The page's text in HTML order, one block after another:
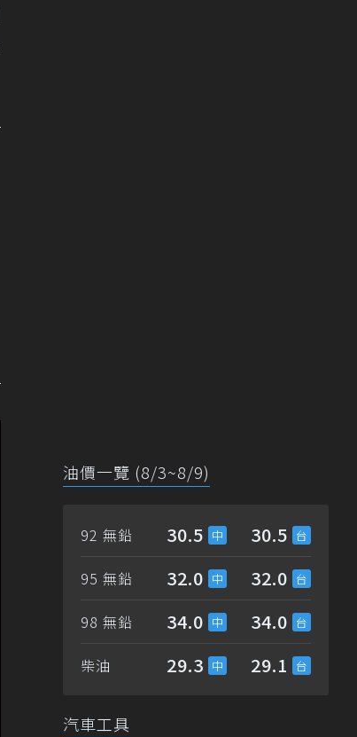
油價一覽 (8/3~8/9)
92 無鉛 30.5 30.5
95 無鉛 32.0 32.0
98 無鉛 34.0 34.0
柴油 29.3 29.1
汽車工具